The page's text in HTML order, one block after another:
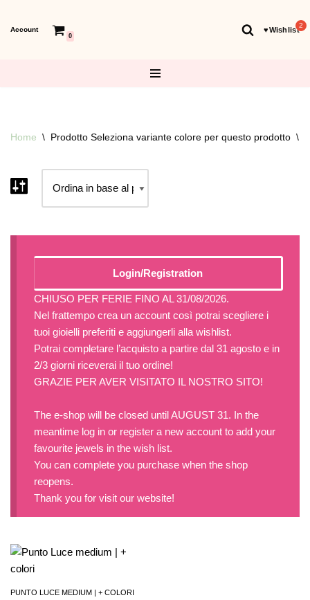
Account
0
♥︎Wishlist
Home \ Prodotto Seleziona variante colore per questo prodotto \
Login/Registration
CHIUSO PER FERIE FINO AL 31/08/2026.
Nel frattempo crea un account così potrai scegliere i
tuoi gioielli preferiti e aggiungerli alla wishlist.
Potrai completare l’acquisto a partire dal 31 agosto e in
2/3 giorni riceverai il tuo ordine!
GRAZIE PER AVER VISITATO IL NOSTRO SITO!
The e-shop will be closed until AUGUST 31. In the
meantime log in or register a new account to add your
favourite jewels in the wish list.
You can complete you purchase when the shop
reopens.
Thank you for visit our website!
PUNTO LUCE MEDIUM | + COLORI